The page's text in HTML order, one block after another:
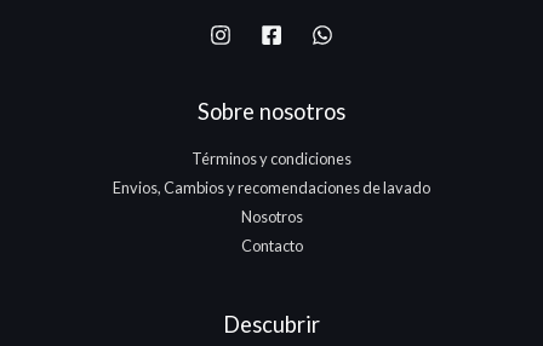
Sobre nosotros
Términos y condiciones
Envios, Cambios y recomendaciones de lavado
Nosotros
Contacto
Descubrir